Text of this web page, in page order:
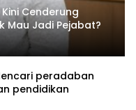
Cenderung
Mau Jadi Pejabat?
peradaban
pendidikan